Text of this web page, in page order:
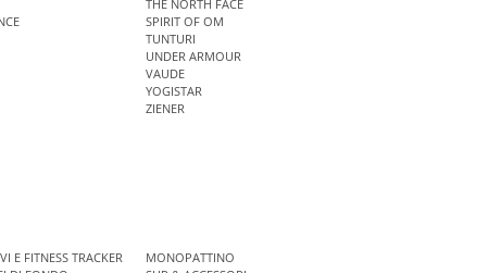
THE NORTH FACE
SPIRIT OF OM
TUNTURI
UNDER ARMOUR
VAUDE
YOGISTAR
ZIENER
E FITNESS TRACKER
MONOPATTINO